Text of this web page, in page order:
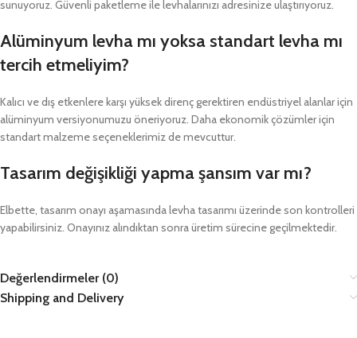
sunuyoruz. Güvenli paketleme ile levhalarınızı adresinize ulaştırıyoruz.
Alüminyum levha mı yoksa standart levha mı
tercih etmeliyim?
Kalıcı ve dış etkenlere karşı yüksek direnç gerektiren endüstriyel alanlar için
alüminyum versiyonumuzu öneriyoruz. Daha ekonomik çözümler için
standart malzeme seçeneklerimiz de mevcuttur.
Tasarım değişikliği yapma şansım var mı?
Elbette, tasarım onayı aşamasında levha tasarımı üzerinde son kontrolleri
yapabilirsiniz. Onayınız alındıktan sonra üretim sürecine geçilmektedir.
Değerlendirmeler (0)
Shipping and Delivery